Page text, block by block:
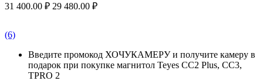
31 400.00 ₽ 29 480.00 ₽
(6)
Введите промокод ХОЧУКАМЕРУ и получите камеру в
подарок при покупке магнитол Teyes CC2 Plus, CC3,
TPRO 2